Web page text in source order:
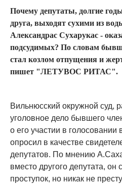
Почему депутаты, долгие
друга, выходят сухими из
Александрас Сухарукас -
подсудимых? По словам
стал козлом отпущения и
пишет "ЛЕТУВОС РИТАС".
Вильнюсский окружной суд,
уголовное дело бывшего
о его участии в
опросил в качестве
депутатов. По мнению
вместо другого депутата,
проступок, но никак не